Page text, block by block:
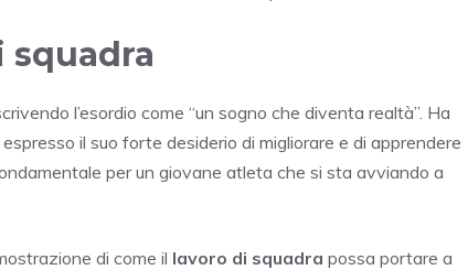
squadra
l’esordio come “un sogno che diventa realtà”. Ha
il suo forte desiderio di migliorare e di apprendere
per un giovane atleta che si sta avviando a
di come il lavoro di squadra possa portare a